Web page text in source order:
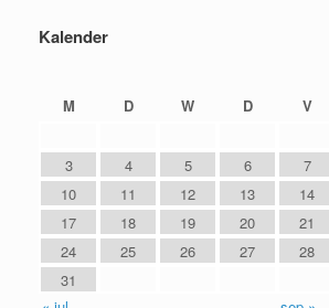
Kalender
M
D W D V
3
4 5 6 7
10
11 12 13 14
17
18 19 20 21
24
25 26 27 28
31